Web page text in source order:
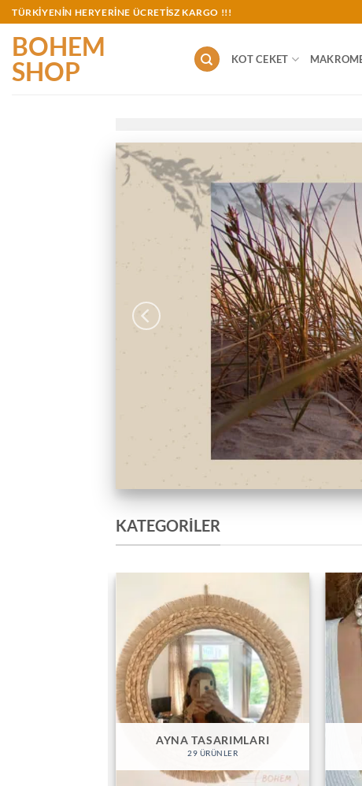
İçeriğe
atla
TÜRKİYENİN HERYERİNE ÜCRETİSZ KARGO !!!
BOHEM
SHOP
KOT CEKET
KATEGORILER
AYNA TASARIMLARI
29 ÜRÜNLER